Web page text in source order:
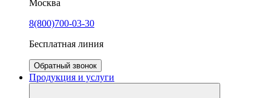
Москва
8(800)700-03-30
Бесплатная линия
Обратный звонок
Продукция и услуги